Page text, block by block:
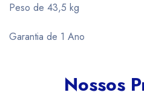
Peso de 43,5 kg
Garantia de 1 Ano
Nossos